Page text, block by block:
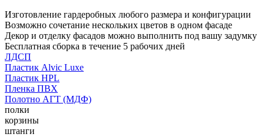
Изготовление гардеробных любого размера и конфигурации
Возможно сочетание нескольких цветов в одном фасаде
Декор и отделку фасадов можно выполнить под вашу задумку
Бесплатная сборка в течение 5 рабочих дней
ЛДСП
Пластик Alvic Luxe
Пластик HPL
Пленка ПВХ
Полотно АГТ (МДФ)
полки
корзины
штанги